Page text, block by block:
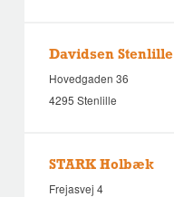
Davidsen Stenlille
Hovedgaden 36
4295 Stenlille
STARK Holbæk
Frejasvej 4